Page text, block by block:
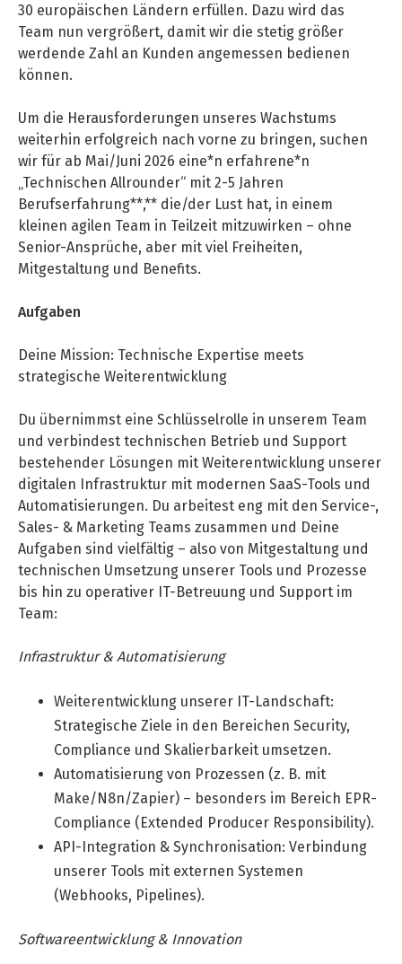
Cost of Living in Berlin
Housing in Berlin
Rental Contracts
Banking in Berlin
Internet Service Providers in Berlin
Getting to (and Around) Berlin
Your car in Berlin
International Schools in Berlin
Learn German in Berlin
Professional Studies in Berlin
30 europäischen Ländern erfüllen. Dazu wird das
Team nun vergrößert, damit wir die stetig größer
werdende Zahl an Kunden angemessen bedienen
können.
Um die Herausforderungen unseres Wachstums
weiterhin erfolgreich nach vorne zu bringen, suchen
wir für ab Mai/Juni 2026 eine*n erfahrene*n
„Technischen Allrounder“ mit 2-5 Jahren
Berufserfahrung**,** die/der Lust hat, in einem
kleinen agilen Team in Teilzeit mitzuwirken – ohne
Senior-Ansprüche, aber mit viel Freiheiten,
Mitgestaltung und Benefits.
Aufgaben
Deine Mission: Technische Expertise meets
strategische Weiterentwicklung
Du übernimmst eine Schlüsselrolle in unserem Team
und verbindest technischen Betrieb und Support
bestehender Lösungen mit Weiterentwicklung unserer
digitalen Infrastruktur mit modernen SaaS-Tools und
Automatisierungen. Du arbeitest eng mit den Service-,
Sales- & Marketing Teams zusammen und Deine
Aufgaben sind vielfältig – also von Mitgestaltung und
technischen Umsetzung unserer Tools und Prozesse
bis hin zu operativer IT-Betreuung und Support im
Team:
Infrastruktur & Automatisierung
Weiterentwicklung unserer IT-Landschaft:
Strategische Ziele in den Bereichen Security,
Compliance und Skalierbarkeit umsetzen.
Automatisierung von Prozessen (z. B. mit
Make/N8n/Zapier) – besonders im Bereich EPR-
Compliance (Extended Producer Responsibility).
API-Integration & Synchronisation: Verbindung
unserer Tools mit externen Systemen
(Webhooks, Pipelines).
Softwareentwicklung & Innovation